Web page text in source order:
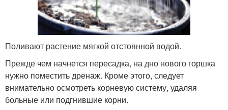
Поливают растение мягкой отстоянной водой.
Прежде чем начнется пересадка, на дно нового горшка
нужно поместить дренаж. Кроме этого, следует
внимательно осмотреть корневую систему, удаляя
больные или подгнившие корни.